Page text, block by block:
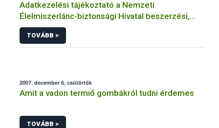
Adatkezelési tájékoztató a Nemzeti
Élelmiszerlánc-biztonsági Hivatal beszerzési,
közbeszerzési eljárásaihoz kapcsolódó
adatkezelésekhez
TOVÁBB >
2007. december 6, csütörtök
Amit a vadon termıő gombákról tudni érdemes
TOVÁBB >